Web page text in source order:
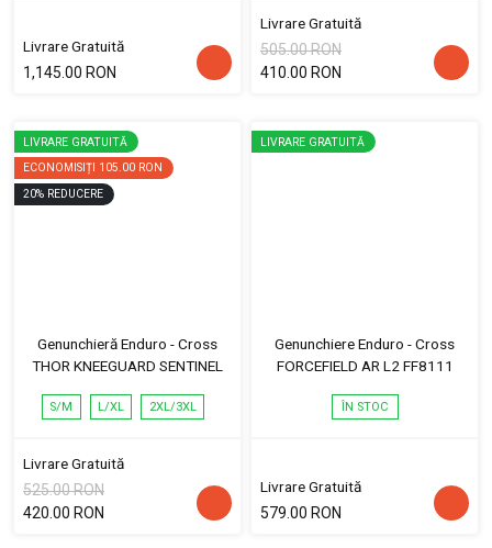
Livrare Gratuită
1,145.00 RON
Livrare Gratuită
505.00 RON
410.00 RON
LIVRARE GRATUITĂ
ECONOMISIȚI 105.00 RON
20% REDUCERE
Genunchieră Enduro - Cross
THOR KNEEGUARD SENTINEL
S/M L/XL 2XL/3XL
Livrare Gratuită
525.00 RON
420.00 RON
LIVRARE GRATUITĂ
Genunchiere Enduro - Cross
FORCEFIELD AR L2 FF8111
ÎN STOC
Livrare Gratuită
579.00 RON